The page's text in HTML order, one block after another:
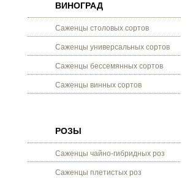
ВИНОГРАД
Саженцы столовых сортов
Саженцы универсальных сортов
Саженцы бессемянных сортов
Саженцы винных сортов
РОЗЫ
Саженцы чайно-гибридных роз
Саженцы плетистых роз